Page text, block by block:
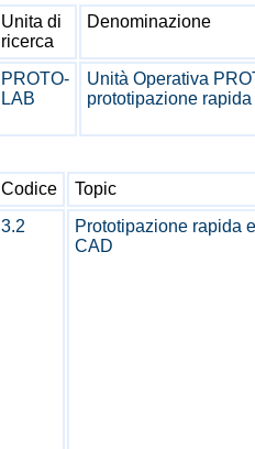
Unita di
ricerca
Denominazione
PROTO-
LAB
Unità Operativa
prototipazione
Codice
Topic
3.2
Prototipazione rapida e
CAD